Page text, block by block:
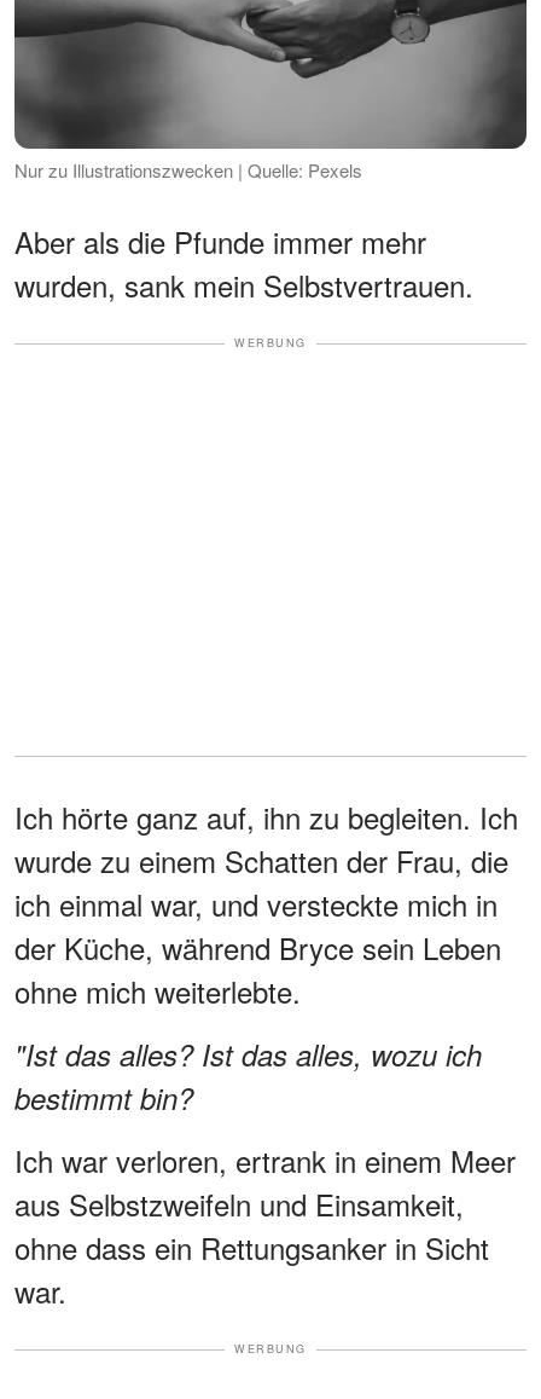
Nur zu Illustrationszwecken | Quelle: Pexels
Aber als die Pfunde immer mehr
wurden, sank mein Selbstvertrauen.
WERBUNG
Ich hörte ganz auf, ihn zu begleiten. Ich
wurde zu einem Schatten der Frau, die
ich einmal war, und versteckte mich in
der Küche, während Bryce sein Leben
ohne mich weiterlebte.
"Ist das alles? Ist das alles, wozu ich
bestimmt bin?
Ich war verloren, ertrank in einem Meer
aus Selbstzweifeln und Einsamkeit,
ohne dass ein Rettungsanker in Sicht
war.
WERBUNG